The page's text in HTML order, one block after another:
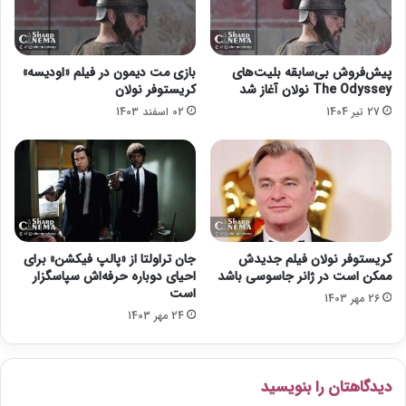
ل
م
س
ا
ز
م
س
ت
ی‌
گ
و
ی
د
س
»
ه
پ
ا
ی
د
پیش‌فروش بی‌سابقه بلیت‌های
The Odyssey نولان آغاز شد
27 تیر 1404
بازی مت دیمون در فیلم «اودیسه»
کریستوفر نولان
02 اسفند 1403
کریستوفر نولان فیلم جدیدش
ممکن است در ژانر جاسوسی باشد
26 مهر 1403
جان تراولتا از «پالپ فیکشن» برای
احیای دوباره حرفه‌اش سپاسگزار
است
24 مهر 1403
دیدگاهتان را بنویسید